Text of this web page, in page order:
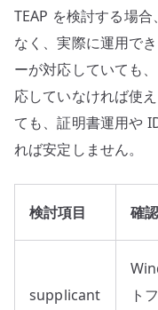
TEAP を検討する場
なく、実際に運用で
ーが対応していても
応していなければ使
ても、証明書運用や
れば安定しません。
検討項目 確
supplicant
ト